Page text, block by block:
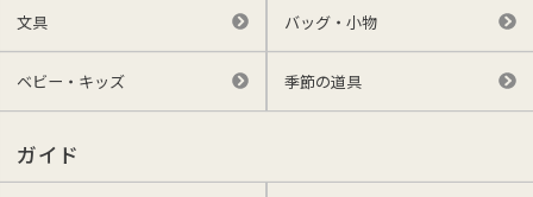
文具 バッグ・小物
ベビー・キッズ 季節の道具
ガイド